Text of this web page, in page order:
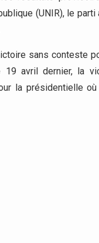
(UNIR), le parti
sans conteste
19 avril dernier, la
la présidentielle